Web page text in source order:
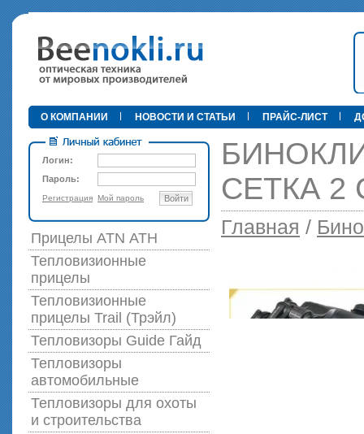
•
О КОМПАНИИ НОВОСТИ И СТАТЬИ ПРАЙС-ЛИСТ
Логин:
Пароль:
Регистрация Мой пароль Войти
Прицелы ATN АТН
Тепловизионные
прицелы
Тепловизионные
прицелы Trail (Трэйл)
Тепловизоры Guide Гайд
Тепловизоры
автомобильные
Тепловизоры для охоты
и строительства
БИНОКЛИ
СЕТКА 2
Главная /